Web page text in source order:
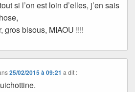
si l’on est loin d’elles, j’en sais
gros bisous, MIAOU !!!!
25/02/2015 à 09:21 a dit :